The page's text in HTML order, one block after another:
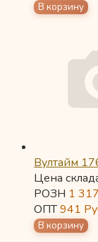
Вултайм
Цена
РОЗН 1
ОПТ941